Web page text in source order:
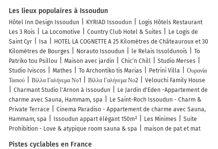
Les lieux populaires à Issoudun
Hôtel Inn Design Issoudun KYRIAD Issoudun
Logis Hôtels Restaurant
Les 3 Rois
La Locomotive Country Club Hotel & Suites
Le Logis de
Saint Cyr
Isa
HOTEL LA COGNETTE A 25 Kilomètres de Châteauroux et 30
Kilomètres de Bourges
Norauto Issoudun le Relais Issoldunois
To
Patriko tou Psillou
Maison avec jardin Chic'n Chill
Studio Merses
Studio Iviscos
Mathes To Archontiko tis Marias Petrini Villa
Ουρανία
Τασιού
Βίλλα Γαλήνεμα Νο1 Βίλλα Γαλήνεμα Νο2
Velouchi Family House
Charmant Studio l'Arnon à Issoudun
Le Jardin d'Eden -Appartement de
charme avec Sauna, Hammam, spa
Le Saint-Roch Issoudun - Charm &
Private Terrace
Cinema Paradiso - Appartement de charme avec Sauna,
Hammam, spa
Issoudun appart élégant 150m² Les Minimes
Suite
Prohibition - Love & atypique room sauna & spa
maison de pat et mat
Pistes cyclables en France